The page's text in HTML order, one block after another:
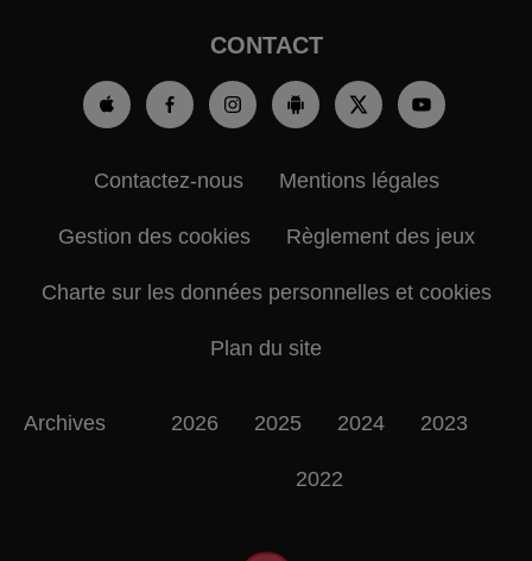
CONTACT
Contactez-nous Mentions légales
Gestion des cookies Règlement des jeux
Charte sur les données personnelles et cookies
Plan du site
Archives 2026 2025 2024 2023
2022